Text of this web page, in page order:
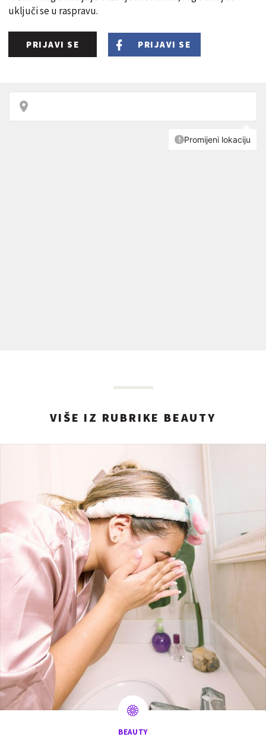
uključi se u raspravu.
PRIJAVI SE PRIJAVI SE
VIŠE IZ RUBRIKE BEAUTY
BEAUTY